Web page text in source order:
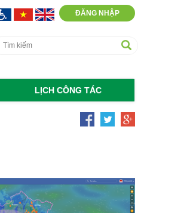
ĐĂNG NHẬP
LỊCH CÔNG TÁC